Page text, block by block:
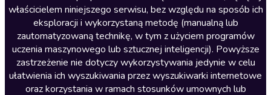
Nauki humanistyczne
Podcasty i audycje
Polityka
Prasa
właścicielem niniejszego serwisu, bez względu na sposób ich
eksploracji i wykorzystaną metodę (manualną lub
zautomatyzowaną technikę, w tym z użyciem programów
uczenia maszynowego lub sztucznej inteligencji). Powyższe
zastrzeżenie nie dotyczy wykorzystywania jedynie w celu
ułatwienia ich wyszukiwania przez wyszukiwarki internetowe
oraz korzystania w ramach stosunków umownych lub